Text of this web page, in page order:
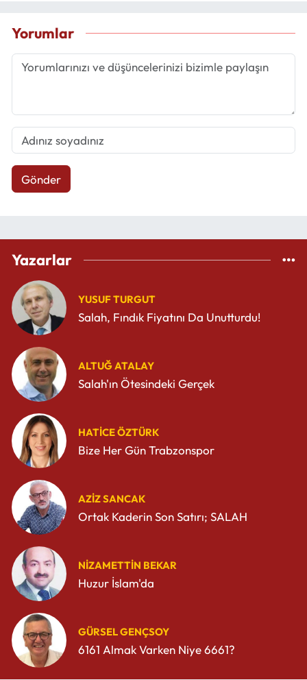
Yorumlar
Gönder
Yazarlar
YUSUF TURGUT
Salah, Fındık Fiyatını Da Unutturdu!
ALTUĞ ATALAY
Salah'ın Ötesindeki Gerçek
HATICE ÖZTÜRK
Bize Her Gün Trabzonspor
AZIZ SANCAK
Ortak Kaderin Son Satırı; SALAH
NIZAMETTIN BEKAR
Huzur İslam'da
GÜRSEL GENÇSOY
6161 Almak Varken Niye 6661?